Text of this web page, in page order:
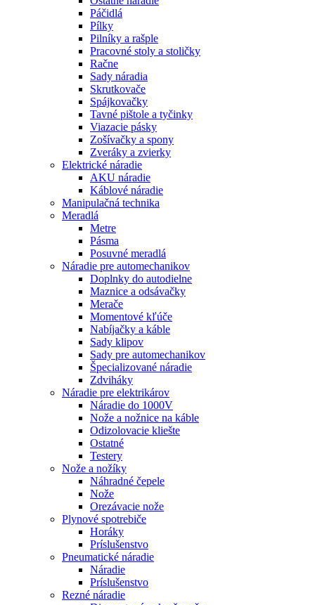
Páčidlá
Pílky
Pilníky a rašple
Pracovné stoly a stoličky
Račne
Sady náradia
Skrutkovače
Spájkovačky
Tavné pištole a tyčinky
Viazacie pásky
Zošívačky a spony
Zveráky a zvierky
Elektrické náradie
AKU náradie
Káblové náradie
Manipulačná technika
Meradlá
Metre
Pásma
Posuvné meradlá
Náradie pre automechanikov
Doplnky do autodielne
Maznice a odsávačky
Merače
Momentové kľúče
Nabíjačky a káble
Sady klipov
Sady pre automechanikov
Špecializované náradie
Zdviháky
Náradie pre elektrikárov
Náradie do 1000V
Nože a nožnice na káble
Odizolovacie kliešte
Ostatné
Testery
Nože a nožíky
Náhradné čepele
Nože
Orezávacie nože
Plynové spotrebiče
Horáky
Príslušenstvo
Pneumatické náradie
Náradie
Príslušenstvo
Rezné náradie